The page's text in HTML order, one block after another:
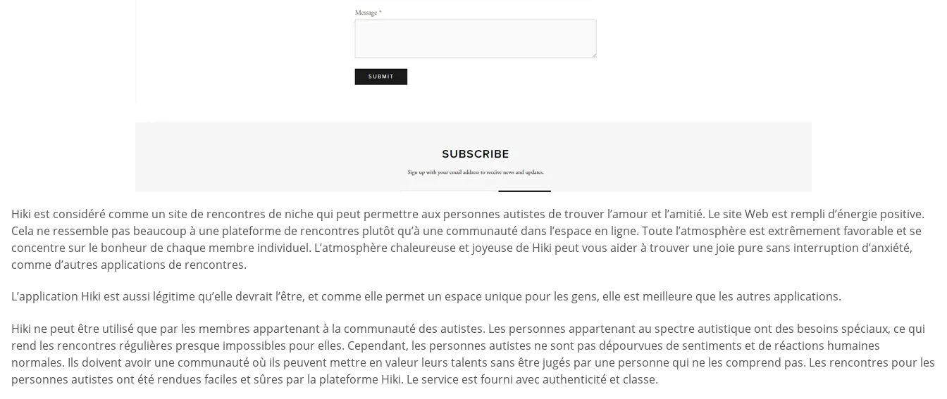
Hiki est considéré comme un site de rencontres de niche qui peut permettre aux personnes autistes de trouver l’amour et l’amitié. Le site Web est rempli d’énergie positive.
Cela ne ressemble pas beaucoup à une plateforme de rencontres plutôt qu’à une communauté dans l’espace en ligne. Toute l’atmosphère est extrêmement favorable et se
concentre sur le bonheur de chaque membre individuel. L’atmosphère chaleureuse et joyeuse de Hiki peut vous aider à trouver une joie pure sans interruption d’anxiété,
comme d’autres applications de rencontres.
L’application Hiki est aussi légitime qu’elle devrait l’être, et comme elle permet un espace unique pour les gens, elle est meilleure que les autres applications.
Hiki ne peut être utilisé que par les membres appartenant à la communauté des autistes. Les personnes appartenant au spectre autistique ont des besoins spéciaux, ce qui
rend les rencontres régulières presque impossibles pour elles. Cependant, les personnes autistes ne sont pas dépourvues de sentiments et de réactions humaines
normales. Ils doivent avoir une communauté où ils peuvent mettre en valeur leurs talents sans être jugés par une personne qui ne les comprend pas. Les rencontres pour les
personnes autistes ont été rendues faciles et sûres par la plateforme Hiki. Le service est fourni avec authenticité et classe.